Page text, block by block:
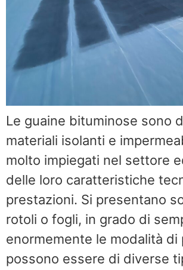
Le guaine bituminose sono
materiali isolanti e
molto impiegati nel settore
delle loro caratteristiche
prestazioni. Si presentano
rotoli o fogli, in grado di
enormemente le modalità di
possono essere di diverse